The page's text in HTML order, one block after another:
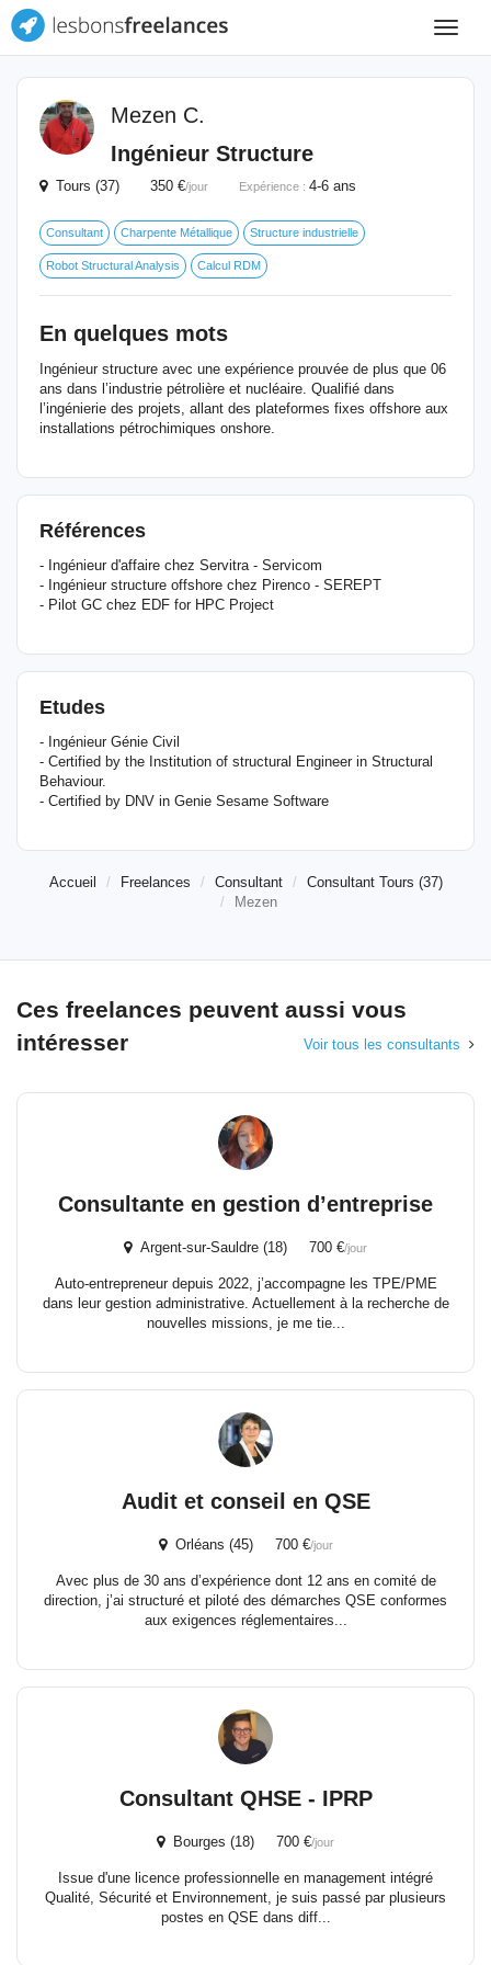
Toggle
Mezen C.
Ingénieur Structure
Tours (37) 350 €/jour Expérience : 4-6 ans
Consultant Charpente Métallique Structure industrielle
Robot Structural Analysis Calcul RDM
En quelques mots
Ingénieur structure avec une expérience prouvée de plus que 06
ans dans l’industrie pétrolière et nucléaire. Qualifié dans
l’ingénierie des projets, allant des plateformes fixes offshore aux
installations pétrochimiques onshore.
Références
- Ingénieur d'affaire chez Servitra - Servicom
- Ingénieur structure offshore chez Pirenco - SEREPT
- Pilot GC chez EDF for HPC Project
Etudes
- Ingénieur Génie Civil
- Certified by the Institution of structural Engineer in Structural
Behaviour.
- Certified by DNV in Genie Sesame Software
Accueil Freelances Consultant
Consultant Tours (37)
Mezen
Ces freelances peuvent aussi vous
intéresser
Voir tous les consultants
Consultante en gestion d’entreprise
Argent-sur-Sauldre (18) 700 €/jour
Auto-entrepreneur depuis 2022, j’accompagne les TPE/PME
dans leur gestion administrative. Actuellement à la recherche de
nouvelles missions, je me tie...
Audit et conseil en QSE
Orléans (45) 700 €/jour
Avec plus de 30 ans d’expérience dont 12 ans en comité de
direction, j’ai structuré et piloté des démarches QSE conformes
aux exigences réglementaires...
Consultant QHSE - IPRP
Bourges (18) 700 €/jour
Issue d'une licence professionnelle en management intégré
Qualité, Sécurité et Environnement, je suis passé par plusieurs
postes en QSE dans diff...